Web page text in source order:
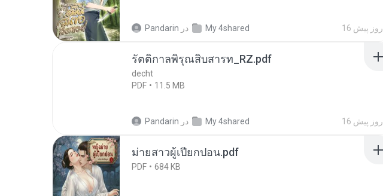
Pandarin در My 4shared 16 روز پیش
รัตติกาลพิรุณสิบสารท_RZ.pdf
decht
PDF
11.5 MB
Pandarin در My 4shared 16 روز پیش
ม่ายสาวผู้เปียกปอน.pdf
PDF 684 KB